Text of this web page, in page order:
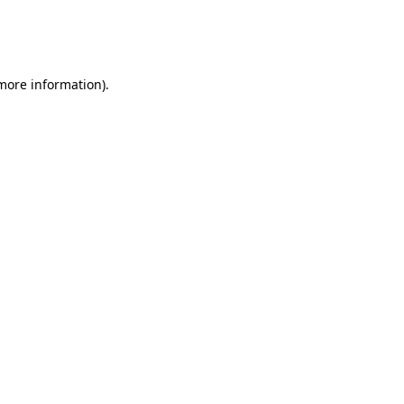
information).